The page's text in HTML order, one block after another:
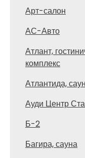
Арт-салон
АС-Авто
Атлант,
комплекс
Атлантида,
Ауди Центр
Б-2
Багира, сауна